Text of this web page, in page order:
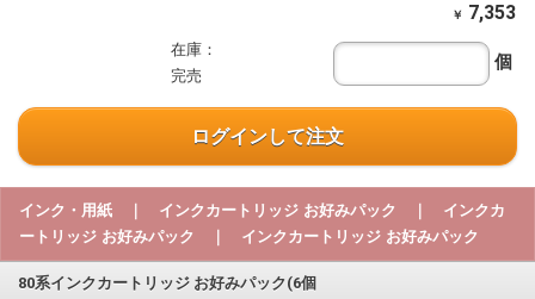
￥ 7,353
在庫：
完売
個
ログインして注文
インク・用紙 ｜ インクカートリッジ お好みパック ｜ インクカ
ートリッジ お好みパック ｜ インクカートリッジ お好みパック
80系インクカートリッジ お好みパック(6個